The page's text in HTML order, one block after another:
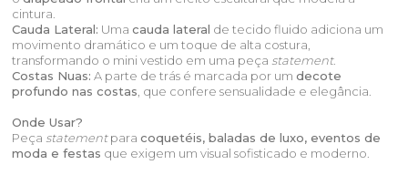
cintura.
Cauda Lateral: Umacauda lateral de tecido fluido adiciona um
movimento dramático e um toque de alta costura,
transformando o mini vestido em uma peça statement.
Costas Nuas: A parte de trás é marcada por umdecote
profundo nas costas , que confere sensualidade e elegância.
Onde Usar?
Peça statementparacoquetéis, baladas de luxo, eventos de
moda e festas que exigem um visual sofisticado e moderno.